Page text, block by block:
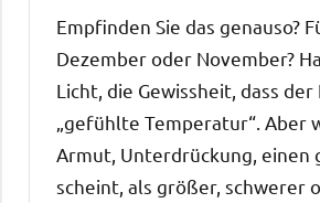
Empfinden Sie das genauso?
Dezember oder November?
Licht, die Gewissheit, dass
„gefühlte Temperatur“. Aber
Armut, Unterdrückung, einen
scheint, als größer, schwerer